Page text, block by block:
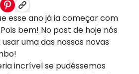
esse ano já ia começar com
bem! No post de hoje nós
uma das nossas novas
incrível se pudêssemos